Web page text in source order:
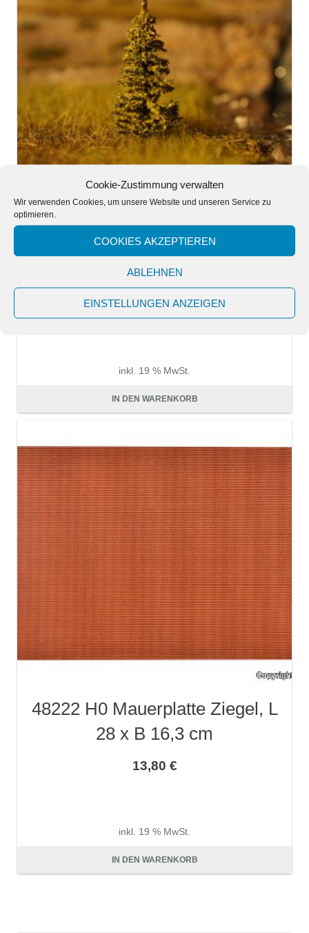
Cookie-Zustimmung verwalten
Wir verwenden Cookies, um unsere Website und unseren Service zu
optimieren.
COOKIES AKZEPTIEREN
ABLEHNEN
EINSTELLUNGEN ANZEIGEN
Lärche 5cm L2147/5 – 1 St.
0,90€
inkl. 19 % MwSt.
zzgl.Versandkosten
IN DEN WARENKORB
48222 H0 Mauerplatte Ziegel, L
28 x B 16,3 cm
13,80 €
inkl. 19 % MwSt.
zzgl.Versandkosten
IN DEN WARENKORB